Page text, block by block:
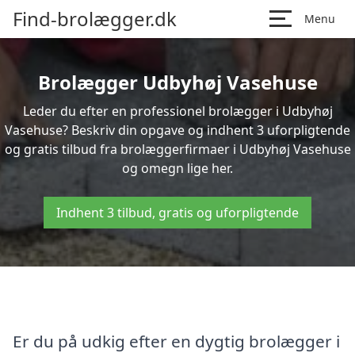
Find-brolægger.dk Menu
Brolægger Udbyhøj Vasehuse
Leder du efter en professionel brolægger i Udbyhøj
Vasehuse? Beskriv din opgave og indhent 3 uforpligtende
og gratis tilbud fra brolæggerfirmaer i Udbyhøj Vasehuse
og omegn lige her.
Indhent 3 tilbud, gratis og uforpligtende
Er du på udkig efter en dygtig brolægger i